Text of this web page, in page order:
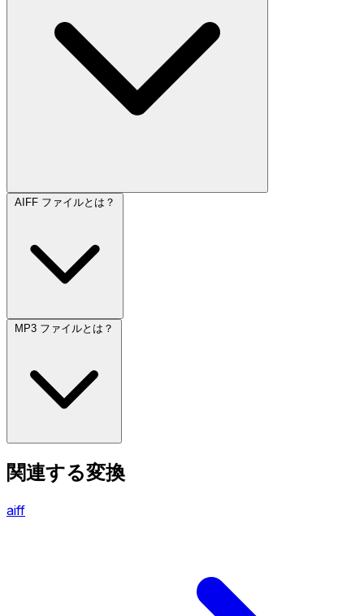
AIFF ファイルとは？
MP3 ファイルとは？
関連する変換
aiff